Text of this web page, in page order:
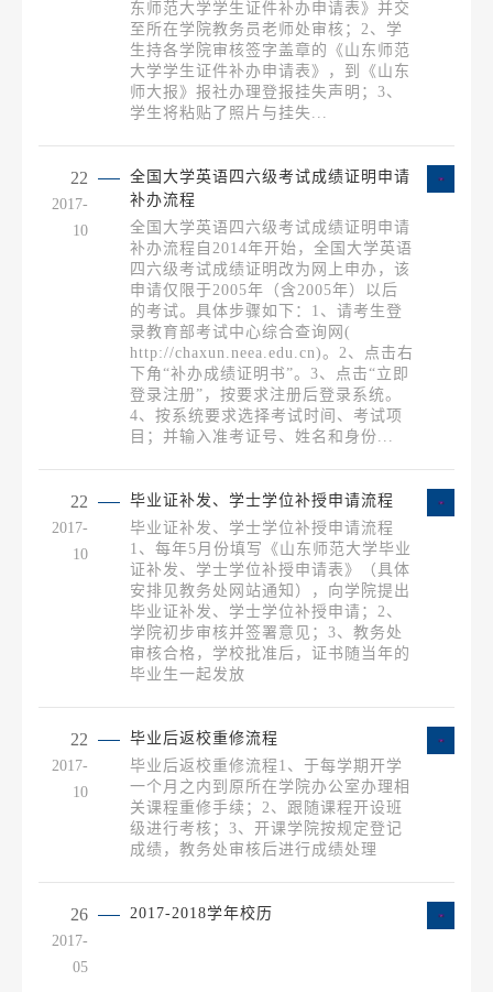
东师范大学学生证件补办申请表》并交
至所在学院教务员老师处审核；2、学
生持各学院审核签字盖章的《山东师范
大学学生证件补办申请表》，到《山东
师大报》报社办理登报挂失声明；3、
学生将粘贴了照片与挂失...
22
2017-
10
全国大学英语四六级考试成绩证明申请
补办流程
全国大学英语四六级考试成绩证明申请
补办流程自2014年开始，全国大学英语
四六级考试成绩证明改为网上申办，该
申请仅限于2005年（含2005年）以后
的考试。具体步骤如下：1、请考生登
录教育部考试中心综合查询网(
http://chaxun.neea.edu.cn)。2、点击右
下角“补办成绩证明书”。3、点击“立即
登录注册”，按要求注册后登录系统。
4、按系统要求选择考试时间、考试项
目；并输入准考证号、姓名和身份...
22
2017-
10
毕业证补发、学士学位补授申请流程
毕业证补发、学士学位补授申请流程
1、每年5月份填写《山东师范大学毕业
证补发、学士学位补授申请表》（具体
安排见教务处网站通知），向学院提出
毕业证补发、学士学位补授申请；2、
学院初步审核并签署意见；3、教务处
审核合格，学校批准后，证书随当年的
毕业生一起发放
22
2017-
10
毕业后返校重修流程
毕业后返校重修流程1、于每学期开学
一个月之内到原所在学院办公室办理相
关课程重修手续；2、跟随课程开设班
级进行考核；3、开课学院按规定登记
成绩，教务处审核后进行成绩处理
26
2017-
05
2017-2018学年校历